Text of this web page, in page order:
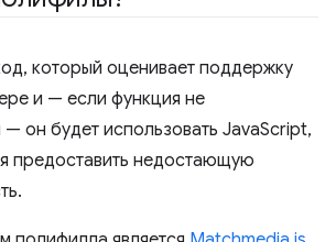
который оценивает поддержку
и — если функция не
он будет использовать JavaScript,
предоставить недостающую